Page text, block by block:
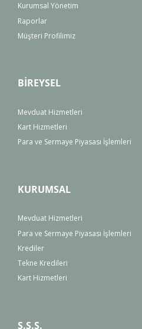
Kurumsal Yönetim
Raporlar
Müşteri Profilimiz
BİREYSEL
Mevduat Hizmetleri
Kart Hizmetleri
Para ve Sermaye Piyasası İşlemleri
KURUMSAL
Mevduat Hizmetleri
Para ve Sermaye Piyasası İşlemleri
Krediler
Tekne Kredileri
Kart Hizmetleri
S.S.S.